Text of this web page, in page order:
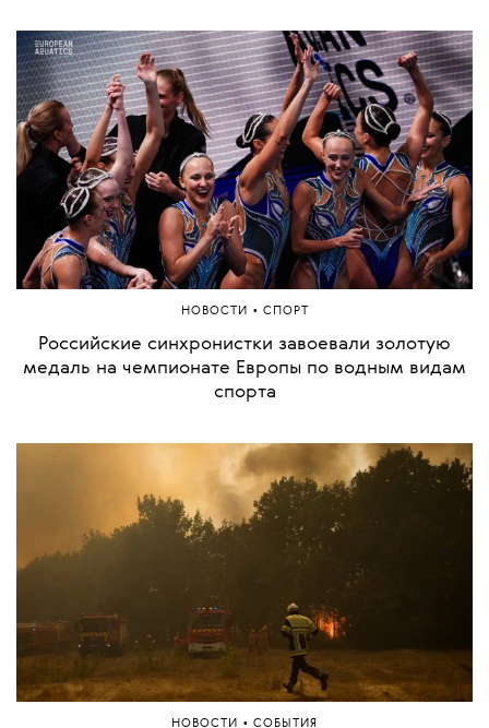
НОВОСТИ • СПОРТ
Российские синхронистки завоевали золотую
медаль на чемпионате Европы по водным видам
спорта
НОВОСТИ • СОБЫТИЯ